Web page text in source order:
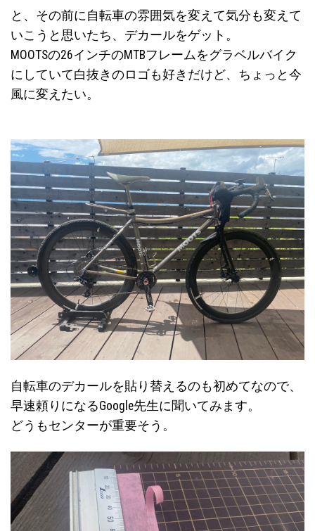
と、その前に自転車の雰囲気を変えて気分も変えて
いこうと思いたち、デカールをゲット。
MOOTSの26インチのMTBフレームをグラベルバイク
にしていて白抜きのロゴも好きだけど、ちょっと今
風に変えたい。
自転車のデカールを貼り替えるのも初めてなので、
早速頼りになるGoogle先生に聞いてみます。
どうもセンターが重要そう。